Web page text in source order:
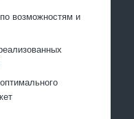
возможностям и